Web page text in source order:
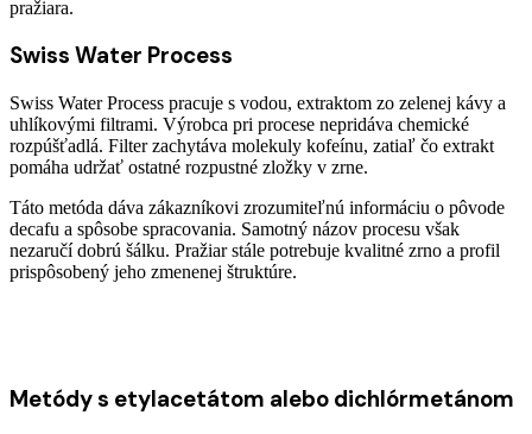
pražiara.
Swiss Water Process
Swiss Water Process pracuje s vodou, extraktom zo zelenej kávy a
uhlíkovými filtrami. Výrobca pri procese nepridáva chemické
rozpúšťadlá. Filter zachytáva molekuly kofeínu, zatiaľ čo extrakt
pomáha udržať ostatné rozpustné zložky v zrne.
Táto metóda dáva zákazníkovi zrozumiteľnú informáciu o pôvode
decafu a spôsobe spracovania. Samotný názov procesu však
nezaručí dobrú šálku. Pražiar stále potrebuje kvalitné zrno a profil
prispôsobený jeho zmenenej štruktúre.
Metódy s etylacetátom alebo dichlórmetánom